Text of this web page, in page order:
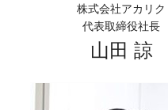
株式会社アカリク
代表取締役社長
山田 諒